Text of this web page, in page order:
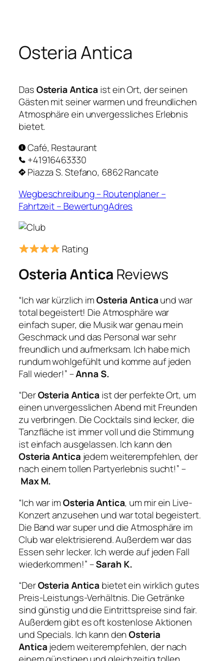
springen
Osteria Antica
DasOsteria Antica ist ein Ort, der seinen
Gästen mit seiner warmen und freundlichen
Atmosphäre ein unvergessliches Erlebnis
bietet.
Café, Restaurant
+41916463330
Piazza S. Stefano, 6862 Rancate
Wegbeschreibung – Routenplaner –
Fahrtzeit – BewertungAdres
Rating
Osteria Antica Reviews
“Ich war kürzlich imOsteria Anticaund war
total begeistert! Die Atmosphäre war
einfach super, die Musik war genau mein
Geschmack und das Personal war sehr
freundlich und aufmerksam. Ich habe mich
rundum wohlgefühlt und komme auf jeden
Fall wieder!” –Anna S.
“DerOsteria Antica ist der perfekte Ort, um
einen unvergesslichen Abend mit Freunden
zu verbringen. Die Cocktails sind lecker, die
Tanzfläche ist immer voll und die Stimmung
ist einfach ausgelassen. Ich kann den
Osteria Antica jedem weiterempfehlen, der
nach einem tollen Partyerlebnis sucht!” –
Max M.
“Ich war imOsteria Antica, um mir ein Live-
Konzert anzusehen und war total begeistert.
Die Band war super und die Atmosphäre im
Club war elektrisierend. Außerdem war das
Essen sehr lecker. Ich werde auf jeden Fall
wiederkommen!” –Sarah K.
“DerOsteria Antica bietet ein wirklich gutes
Preis-Leistungs-Verhältnis. Die Getränke
sind günstig und die Eintrittspreise sind fair.
Außerdem gibt es oft kostenlose Aktionen
und Specials. Ich kann denOsteria
Anticajedem weiterempfehlen, der nach